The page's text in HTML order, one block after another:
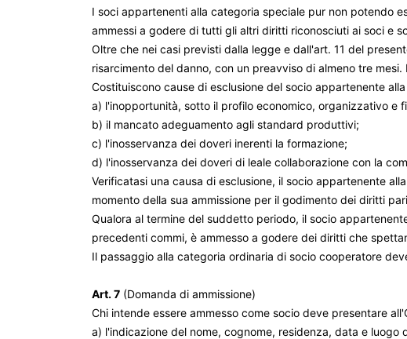
I soci appartenenti alla categoria speciale pur non potendo
ammessi a godere di tutti gli altri diritti riconosciuti ai soci e
Oltre che nei casi previsti dalla legge e dall'art. 11 del
risarcimento del danno, con un preavviso di almeno tre
Costituiscono cause di esclusione del socio appartenente
a) l'inopportunità, sotto il profilo economico, organizzativo e
b) il mancato adeguamento agli standard produttivi;
c) l'inosservanza dei doveri inerenti la formazione;
d) l'inosservanza dei doveri di leale collaborazione con la
Verificatasi una causa di esclusione, il socio appartenente
momento della sua ammissione per il godimento dei diritti
Qualora al termine del suddetto periodo, il socio
precedenti commi, è ammesso a godere dei diritti che
Il passaggio alla categoria ordinaria di socio cooperatore
Art. 7 (Domanda di ammissione)
Chi intende essere ammesso come socio deve presentare
a) l'indicazione del nome, cognome, residenza, data e luogo